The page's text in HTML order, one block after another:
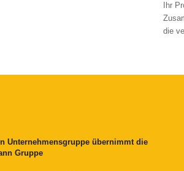
Ihr
die
Unternehmensgruppe übernimmt die
Gruppe